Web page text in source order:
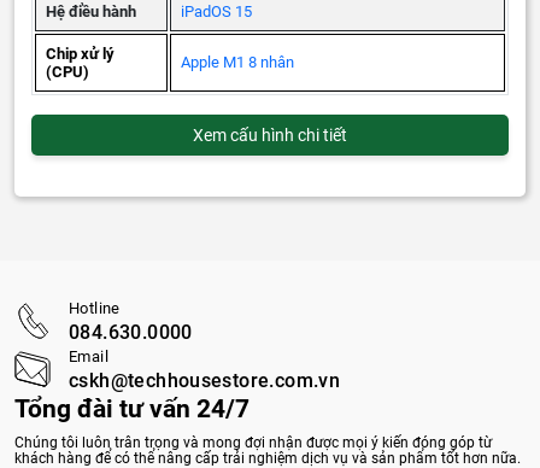
Hệ điều hành iPadOS 15
Chip xử lý
(CPU)
Apple M1 8 nhân
Xem cấu hình chi tiết
Tổng đài tư vấn 24/7
Chúng tôi luôn trân trọng và mong đợi nhận được mọi ý kiến đóng góp từ
khách hàng để có thể nâng cấp trải nghiệm dịch vụ và sản phẩm tốt hơn nữa.
Hotline
084.630.0000
Email
cskh@techhousestore.com.vn